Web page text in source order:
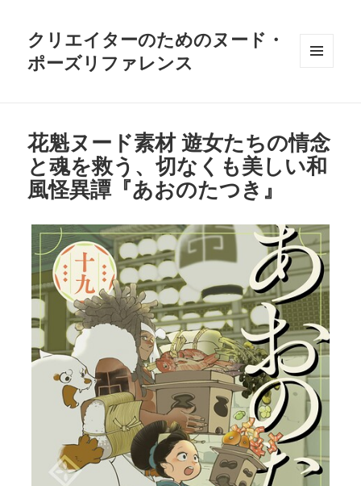
クリエイターのためのヌード・
ポーズリファレンス
花魁ヌード素材 遊女たちの情念
と魂を救う、切なくも美しい和
風怪異譚『あおのたつき』